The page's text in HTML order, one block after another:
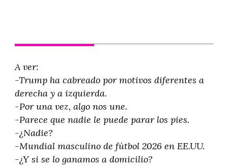
A ver:
-Trump ha cabreado por motivos diferentes a
derecha y a izquierda.
-Por una vez, algo nos une.
-Parece que nadie le puede parar los pies.
-¿Nadie?
-Mundial masculino de fútbol 2026 en EE.UU.
-¿Y si se lo ganamos a domicilio?